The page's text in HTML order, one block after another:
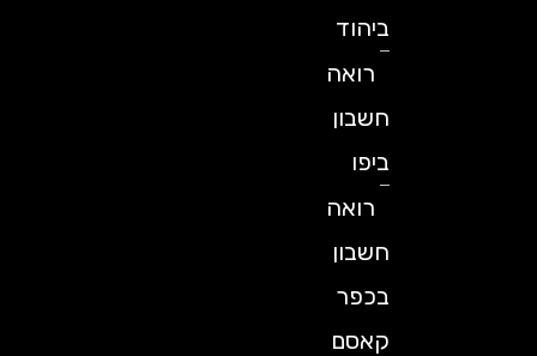
ביהוד
רואה
חשבון
רואה
חשבון
בכפר
קאסם